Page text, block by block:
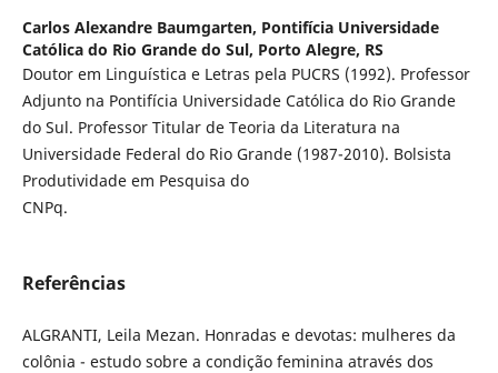
Carlos Alexandre Baumgarten, Pontifícia Universidade
Católica do Rio Grande do Sul, Porto Alegre, RS
Doutor em Linguística e Letras pela PUCRS (1992). Professor
Adjunto na Pontifícia Universidade Católica do Rio Grande
do Sul. Professor Titular de Teoria da Literatura na
Universidade Federal do Rio Grande (1987-2010). Bolsista
Produtividade em Pesquisa do
CNPq.
Referências
ALGRANTI, Leila Mezan. Honradas e devotas: mulheres da
colônia - estudo sobre a condição feminina através dos